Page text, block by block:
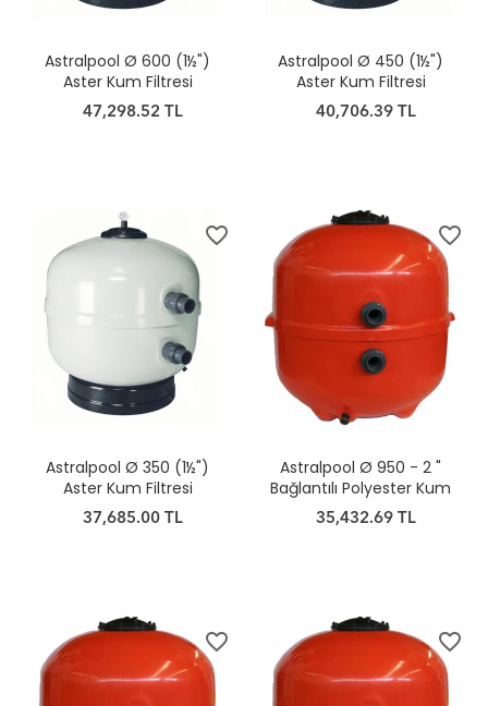
Astralpool Ø 600 (1½")
Aster Kum Filtresi
47,298.52 TL
Astralpool Ø 450 (1½")
Aster Kum Filtresi
40,706.39 TL
favorite_border
Astralpool Ø 350 (1½")
Aster Kum Filtresi
37,685.00 TL
favorite_border
Astralpool Ø 950 - 2 "
Bağlantılı Polyester Kum
Filtresi
35,432.69 TL
favorite_border favorite_border